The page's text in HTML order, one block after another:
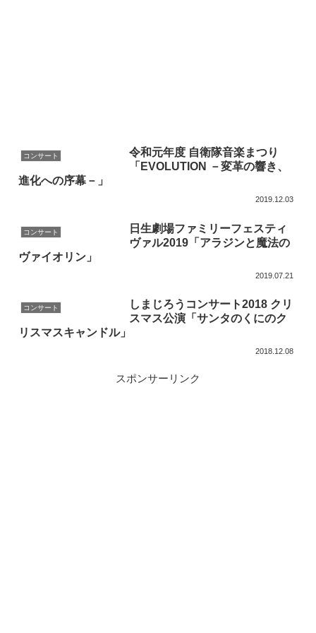
コンサート
令和元年度 自衛隊音楽まつり
「EVOLUTION －変革の響き、
進化への序幕－」
2019.12.03
コンサート
日生劇場ファミリーフェスティ
ヴァル2019「アラジンと魔法の
ヴァイオリン」
2019.07.21
コンサート
しまじろうコンサート2018 クリ
スマス公演「サンタのくにのク
リスマスキャンドル」
2018.12.08
スポンサーリンク